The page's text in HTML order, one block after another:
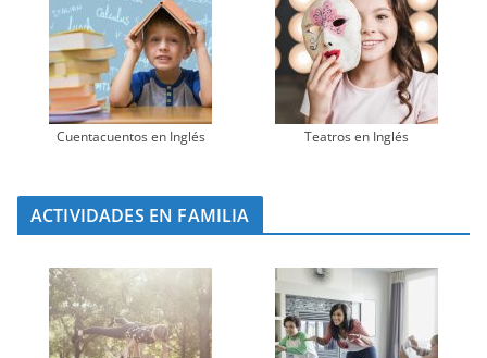
Cuentacuentos en Inglés Teatros en Inglés
ACTIVIDADES EN FAMILIA